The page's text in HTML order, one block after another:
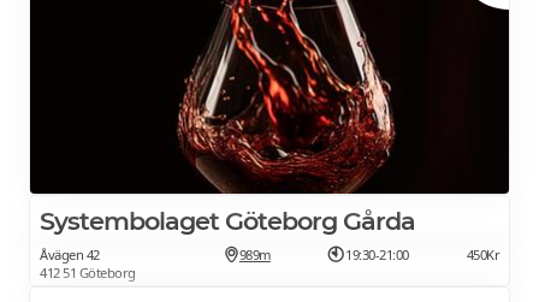
Systembolaget Göteborg Gårda
Åvägen 42
412 51 Göteborg
989m 19:30-21:00 450Kr